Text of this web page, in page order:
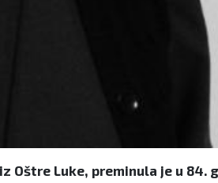
Oštre Luke, preminula je u